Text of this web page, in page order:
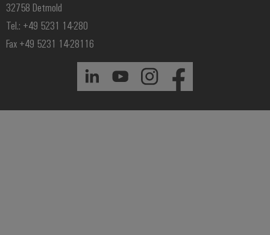
32758 Detmold
Tel.: +49 5231 14-280
Fax +49 5231 14-28116